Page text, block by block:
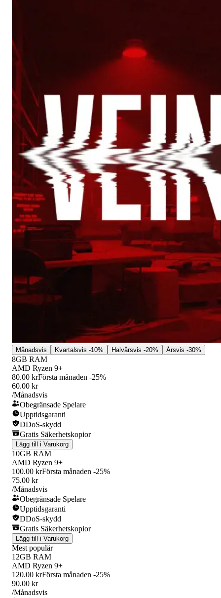
Månadsvis Kvartalsvis -10% Halvårsvis -20% Årsvis -30%
8GB RAM
AMD Ryzen 9+
80.00 krFörsta månaden -25%
60.00 kr
/Månadsvis
Obegränsade Spelare
Upptidsgaranti
DDoS-skydd
Gratis Säkerhetskopior
Lägg till i Varukorg
10GB RAM
AMD Ryzen 9+
100.00 krFörsta månaden -25%
75.00 kr
/Månadsvis
Obegränsade Spelare
Upptidsgaranti
DDoS-skydd
Gratis Säkerhetskopior
Lägg till i Varukorg
Mest populär
12GB RAM
AMD Ryzen 9+
120.00 krFörsta månaden -25%
90.00 kr
/Månadsvis